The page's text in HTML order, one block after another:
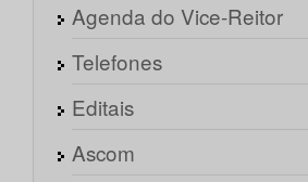
Agenda do Vice-Reitor
Telefones
Editais
Ascom